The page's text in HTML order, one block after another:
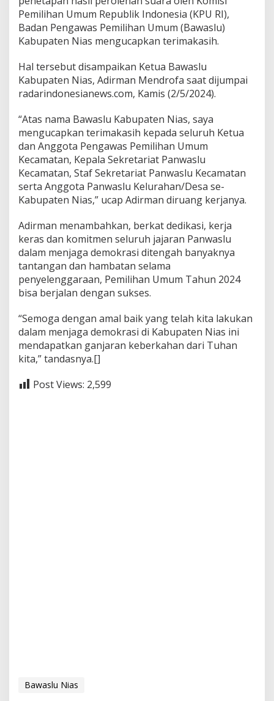
Pemilihan Umum Republik Indonesia (KPU RI),
Badan Pengawas Pemilihan Umum (Bawaslu)
Kabupaten Nias mengucapkan terimakasih.
Hal tersebut disampaikan Ketua Bawaslu
Kabupaten Nias, Adirman Mendrofa saat dijumpai
radarindonesianews.com, Kamis (2/5/2024).
“Atas nama Bawaslu Kabupaten Nias, saya
mengucapkan terimakasih kepada seluruh Ketua
dan Anggota Pengawas Pemilihan Umum
Kecamatan, Kepala Sekretariat Panwaslu
Kecamatan, Staf Sekretariat Panwaslu Kecamatan
serta Anggota Panwaslu Kelurahan/Desa se-
Kabupaten Nias,” ucap Adirman diruang kerjanya.
Adirman menambahkan, berkat dedikasi, kerja
keras dan komitmen seluruh jajaran Panwaslu
dalam menjaga demokrasi ditengah banyaknya
tantangan dan hambatan selama
penyelenggaraan, Pemilihan Umum Tahun 2024
bisa berjalan dengan sukses.
“Semoga dengan amal baik yang telah kita lakukan
dalam menjaga demokrasi di Kabupaten Nias ini
mendapatkan ganjaran keberkahan dari Tuhan
kita,” tandasnya.[]
Post Views: 2,599
Bawaslu Nias